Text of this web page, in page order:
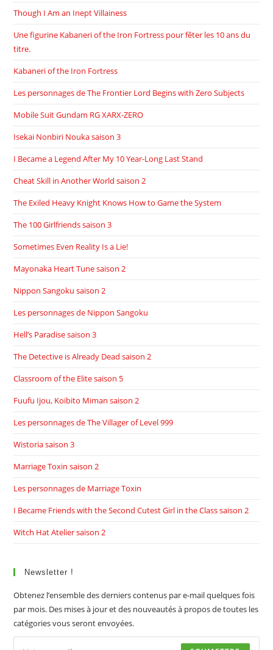
Though I Am an Inept Villainess
Une figurine Kabaneri of the Iron Fortress pour fêter les 10 ans du
titre.
Kabaneri of the Iron Fortress
Les personnages de The Frontier Lord Begins with Zero Subjects
Mobile Suit Gundam RG XARX-ZERO
Isekai Nonbiri Nouka saison 3
I Became a Legend After My 10 Year-Long Last Stand
Cheat Skill in Another World saison 2
The Exiled Heavy Knight Knows How to Game the System
The 100 Girlfriends saison 3
Sometimes Even Reality Is a Lie!
Mayonaka Heart Tune saison 2
Nippon Sangoku saison 2
Les personnages de Nippon Sangoku
Hell’s Paradise saison 3
The Detective is Already Dead saison 2
Classroom of the Elite saison 5
Fuufu Ijou, Koibito Miman saison 2
Les personnages de The Villager of Level 999
Wistoria saison 3
Marriage Toxin saison 2
Les personnages de Marriage Toxin
I Became Friends with the Second Cutest Girl in the Class saison 2
Witch Hat Atelier saison 2
Newsletter !
Obtenez l’ensemble des derniers contenus par e-mail quelques fois
par mois. Des mises à jour et des nouveautés à propos de toutes les
catégories vous seront envoyées.